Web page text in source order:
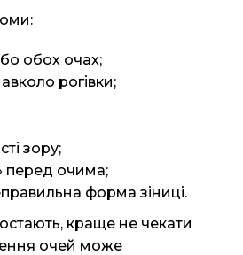
обох очах;
рогівки;
зору;
перед очима;
форма зіниці.
краще не чекати
очей може